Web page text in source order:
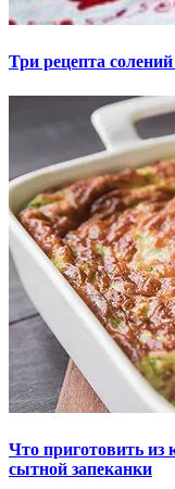
Три рецепта
Что приготовить из
сытной запеканки